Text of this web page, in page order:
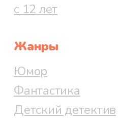
с 12 лет
Жанры
Юмор
Фантастика
Детский детектив